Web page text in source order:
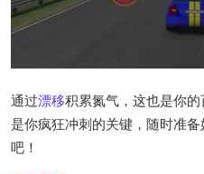
通过漂移积累氮气，这也是你
是你疯狂冲刺的关键，随时准
吧！